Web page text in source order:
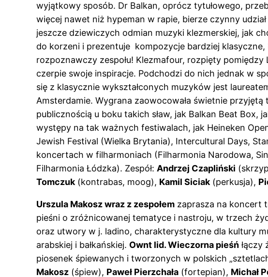
wyjątkowy sposób. Dr Balkan, oprócz tytułowego,
więcej nawet niż hypeman w rapie, bierze czynny
jeszcze dziewiczych odmian muzyki klezmerskiej, jak
do korzeni i prezentuje kompozycje bardziej
rozpoznawczy zespołu! Klezmafour, rozpięty
czerpie swoje inspiracje. Podchodzi do nich jednak w
się z klasycznie wykształconych muzyków jest
Amsterdamie. Wygrana zaowocowała świetnie
publicznością u boku takich sław, jak Balkan Beat
występy na tak ważnych festiwalach, jak Heineken
Jewish Festival (Wielka Brytania), Intercultural Days,
koncertach w filharmoniach (Filharmonia Narodowa,
Filharmonia Łódzka). Zespół:Andrzej Czapliński
Tomczuk(kontrabas, moog), Kamil Siciak(perkusja),
Urszula Makosz wraz z zespołem zaprasza na koncert
pieśni o zróżnicowanej tematyce i nastroju, w trzech
oraz utwory w j. ladino, charakterystyczne dla kultury
arabskiej i bałkańskiej. Ownt lid. Wieczorna pieśń łączy
piosenek śpiewanych i tworzonych w polskich
Makosz (śpiew), Paweł Pierzchała (fortepian), Michał